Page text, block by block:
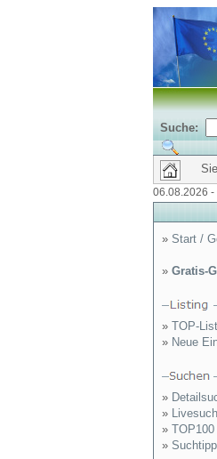
Suche:
06.08.2026 -
» Start /
» Gratis-
» TOP-
» Neue
»
»
» TOP100
»